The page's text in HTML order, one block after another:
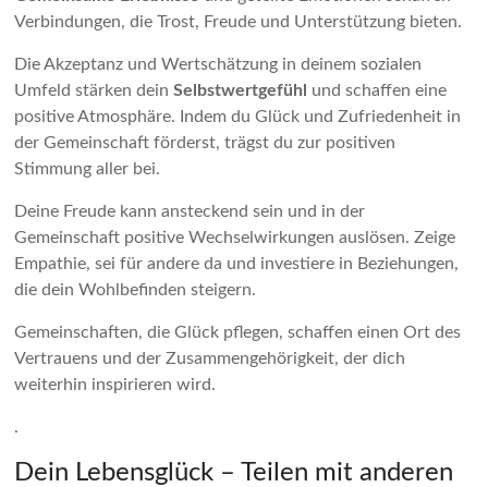
Verbindungen, die Trost, Freude und Unterstützung bieten.
Die Akzeptanz und Wertschätzung in deinem sozialen
Umfeld stärken deinSelbstwertgefühl
und schaffen eine
positive Atmosphäre. Indem du Glück und Zufriedenheit in
der Gemeinschaft förderst, trägst du zur positiven
Stimmung aller bei.
Deine Freude kann ansteckend sein und in der
Gemeinschaft positive Wechselwirkungen auslösen. Zeige
Empathie, sei für andere da und investiere in Beziehungen,
die dein Wohlbefinden steigern.
Gemeinschaften, die Glück pflegen, schaffen einen Ort des
Vertrauens und der Zusammengehörigkeit, der dich
weiterhin inspirieren wird.
.
Dein Lebensglück – Teilen mit anderen